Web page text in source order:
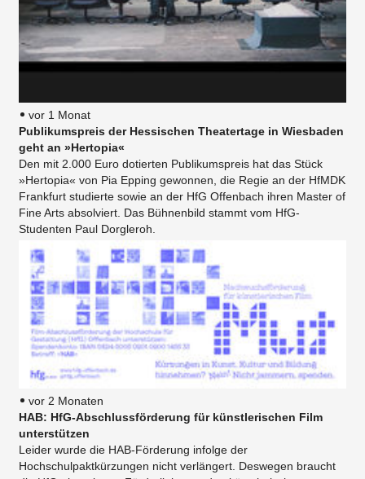
vor 1 Monat
Publikumspreis der Hessischen Theatertage in Wiesbaden
geht an »Hertopia«
Den mit 2.000 Euro dotierten Publikumspreis hat das Stück
»Hertopia« von Pia Epping gewonnen, die Regie an der HfMDK
Frankfurt studierte sowie an der HfG Offenbach ihren Master of
Fine Arts absolviert. Das Bühnenbild stammt vom HfG-
Studenten Paul Dorgleroh.
vor 2 Monaten
HAB: HfG-Abschlussförderung für künstlerischen Film
unterstützen
Leider wurde die HAB-Förderung infolge der
Hochschulpaktkürzungen nicht verlängert. Deswegen braucht